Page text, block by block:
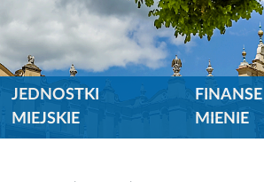
JEDNOSTKI
MIEJSKIE
FINANSE I
MIENIE